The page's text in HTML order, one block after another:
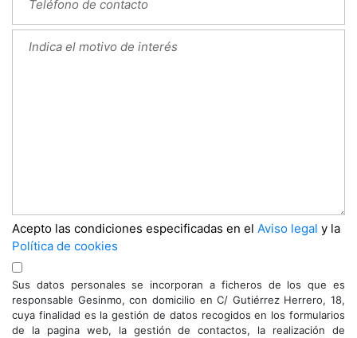
Acepto las condiciones especificadas en el Aviso legal y la
Política de cookies
Sus datos personales se incorporan a ficheros de los que es
responsable Gesinmo, con domicilio en C/ Gutiérrez Herrero, 18,
cuya finalidad es la gestión de datos recogidos en los formularios
de la pagina web, la gestión de contactos, la realización de